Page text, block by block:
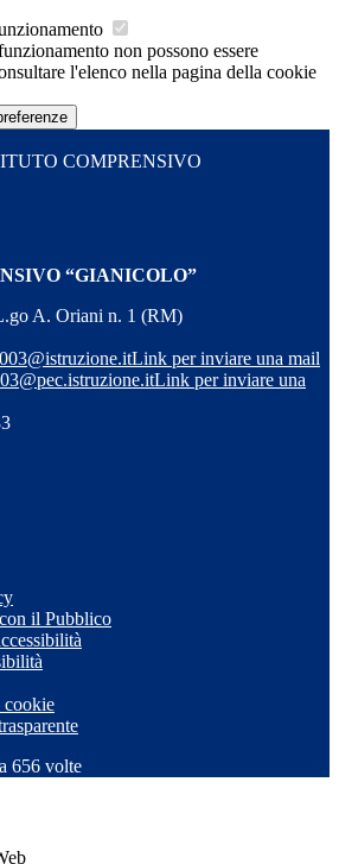
non possono essere
l'elenco nella pagina della cookie
COMPRENSIVO
“GIANICOLO”
A. Oriani n. 1 (RM)
Link per inviare una mail
Link per inviare una
il Pubblico
cookie
656 volte